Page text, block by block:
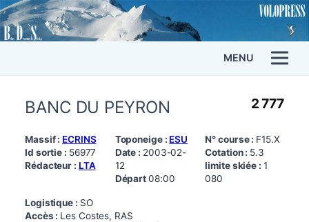
MENU
BANC DU PEYRON 2 777
Massif : ECRINS
Id sortie : 56977
Rédacteur : LTA
Toponeige : ESU
Date : 2003-02-
12
Départ08:00
N° course : F15.X
Cotation : 5.3
limite skiée : 1
080
Logistique : SO
Accès : Les Costes, RAS